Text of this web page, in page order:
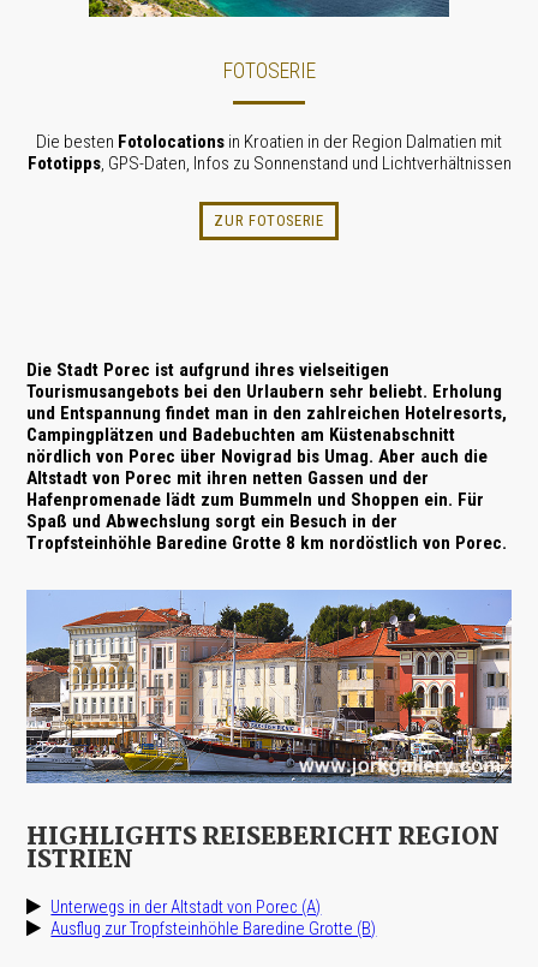
FOTOSERIE
Die besten Fotolocations in Kroatien in der Region Dalmatien mit
Fototipps, GPS-Daten, Infos zu Sonnenstand und Licht­verhält­nissen
ZUR FOTOSERIE
Die Stadt Porec ist aufgrund ihres vielseitigen
Tourismusangebots bei den Urlaubern sehr beliebt. Erholung
und Entspannung findet man in den zahlreichen Hotelresorts,
Camping­plätzen und Bade­buchten am Küsten­abschnitt
nördlich von Porec über Novigrad bis Umag. Aber auch die
Altstadt von Porec mit ihren netten Gassen und der
Hafenpromenade lädt zum Bummeln und Shoppen ein. Für
Spaß und Abwechslung sorgt ein Besuch in der
Tropfsteinhöhle Baredine Grotte 8 km nordöstlich von Porec.
HIGHLIGHTS REISEBERICHT REGION
ISTRIEN
Unterwegs in der Altstadt von Porec (A)
Ausflug zur Tropfsteinhöhle Baredine Grotte (B)